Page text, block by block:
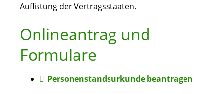
Auflistung der Vertragsstaaten.
Onlineantrag und
Formulare
Personenstandsurkunde beantragen